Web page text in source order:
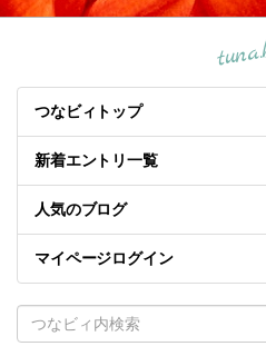
つなビィトップ
新着エントリ一覧
人気のブログ
マイページログイン